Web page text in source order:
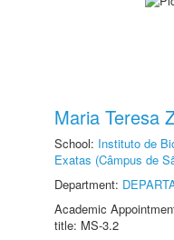
Maria Teresa
School: Instituto de
Exatas (Câmpus de
Department:
Academic
title: MS-3.2